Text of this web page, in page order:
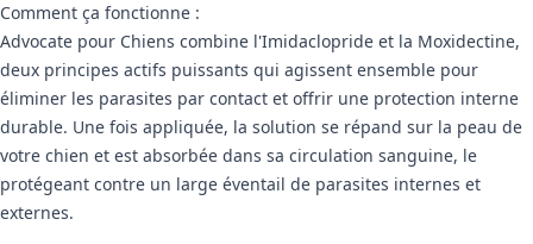
Comment ça fonctionne :
Advocate pour Chiens combine l'Imidaclopride et la Moxidectine,
deux principes actifs puissants qui agissent ensemble pour
éliminer les parasites par contact et offrir une protection interne
durable. Une fois appliquée, la solution se répand sur la peau de
votre chien et est absorbée dans sa circulation sanguine, le
protégeant contre un large éventail de parasites internes et
externes.